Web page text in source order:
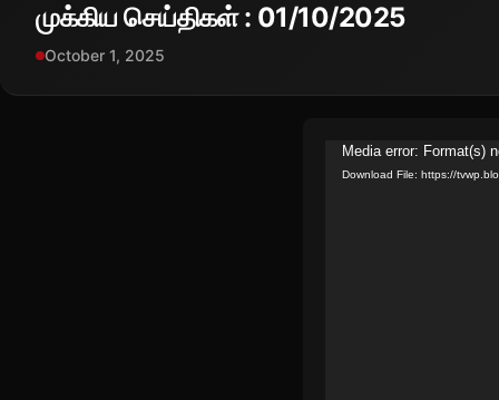
முக்கிய செய்திகள் : 01/10/2025
October 1, 2025
Video
Player
Media error: Format(s)
Download File: https://